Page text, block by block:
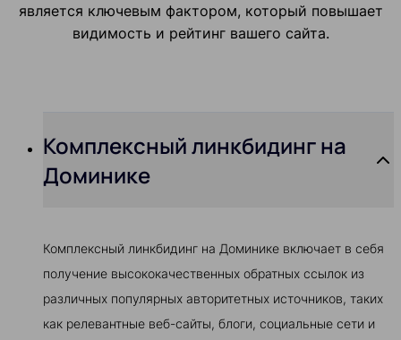
является ключевым фактором, который повышает
видимость и рейтинг вашего сайта.
Комплексный линкбидинг на
Доминике
Комплексный линкбидинг на Доминике включает в себя
получение высококачественных обратных ссылок из
различных популярных авторитетных источников, таких
как релевантные веб-сайты, блоги, социальные сети и